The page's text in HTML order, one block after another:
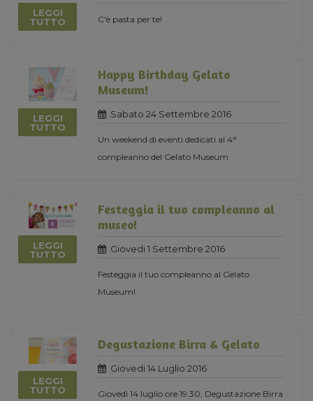
LEGGI
TUTTO
C'è pasta per te!
LEGGI
TUTTO
Happy Birthday Gelato
Museum!
Sabato 24 Settembre 2016
Un weekend di eventi dedicati al 4°
compleanno del Gelato Museum
LEGGI
TUTTO
Festeggia il tuo compleanno al
museo!
Giovedi 1 Settembre 2016
Festeggia il tuo compleanno al Gelato
Museum!
LEGGI
TUTTO
Degustazione Birra & Gelato
Giovedi 14 Luglio 2016
Giovedì 14 luglio ore 19.30, Degustazione Birra